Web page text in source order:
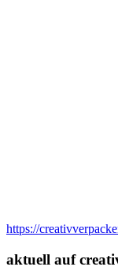
https://
aktuell auf